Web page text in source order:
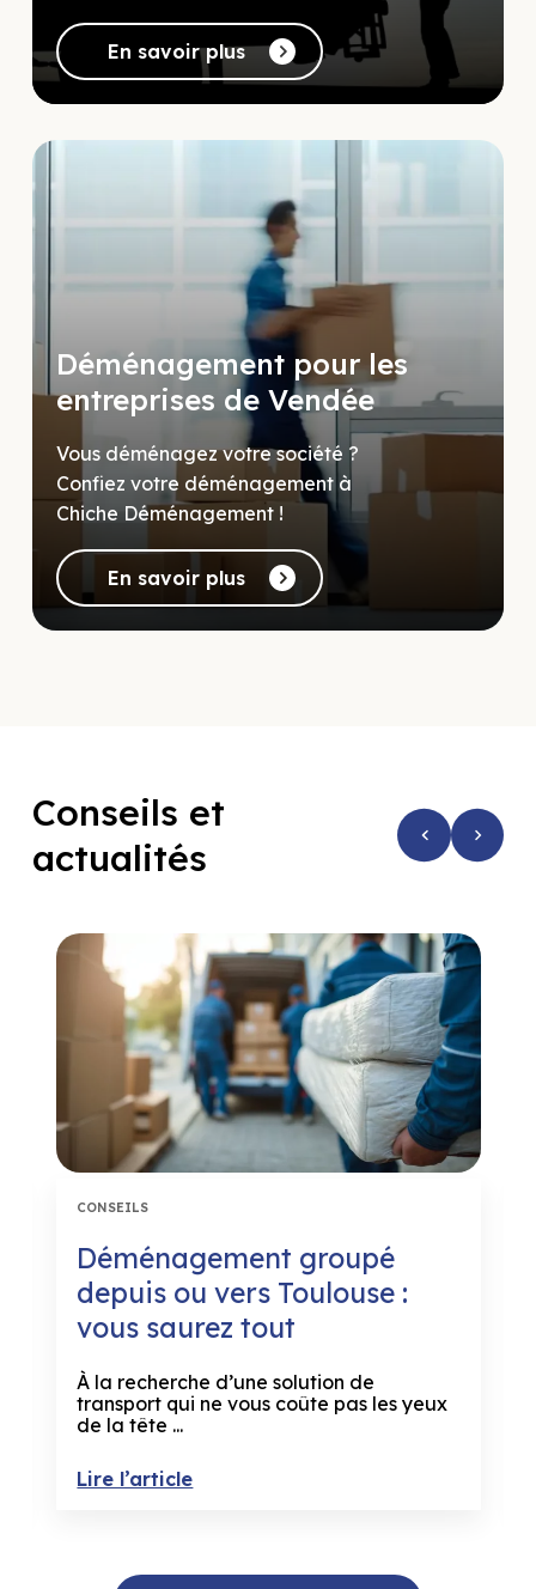
En savoir plus
Déménagement pour les
entreprises de Vendée
Vous déménagez votre société ?
Confiez votre déménagement à
Chiche Déménagement !
En savoir plus
Conseils et
actualités
CONSEILS
Déménagement groupé
depuis ou vers Toulouse :
vous saurez tout
À la recherche d’une solution de
transport qui ne vous coûte pas les yeux
de la tête ...
Lire l’article